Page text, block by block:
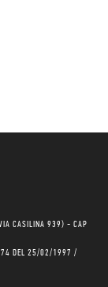
CASILINA 939) - CAP
DEL 25/02/1997 /